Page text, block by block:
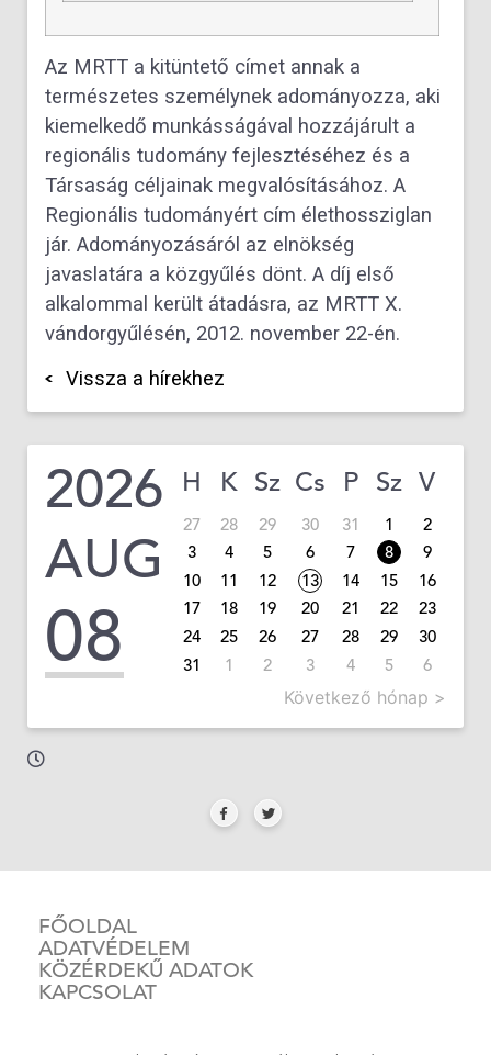
Az MRTT a kitüntető címet annak a
természetes személynek adományozza, aki
kiemelkedő munkásságával hozzájárult a
regionális tudomány fejlesztéséhez és a
Társaság céljainak megvalósításához. A
Regionális tudományért cím élethossziglan
jár. Adományozásáról az elnökség
javaslatára a közgyűlés dönt. A díj első
alkalommal került átadásra, az MRTT X.
vándorgyűlésén, 2012. november 22-én.
Vissza a hírekhez
2026
AUG
08
H K Sz Cs P Sz V
27 28 29 30 31 1
2
3
4 5 6 7 8
9
10
11 12 13 14 15
16
17
18 19 20 21 22
23
24
25 26 27 28 29
30
31
1 2 3 4 5 6
Következő hónap >
FŐOLDAL
ADATVÉDELEM
KÖZÉRDEKŰ ADATOK
KAPCSOLAT